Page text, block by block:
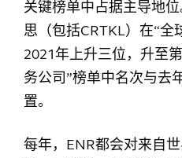
关键榜单中占据主导地
思（包括CRTKL）在“全
2021年上升三位，升至
务公司”榜单中名次与去
置。
每年，ENR都会对来自